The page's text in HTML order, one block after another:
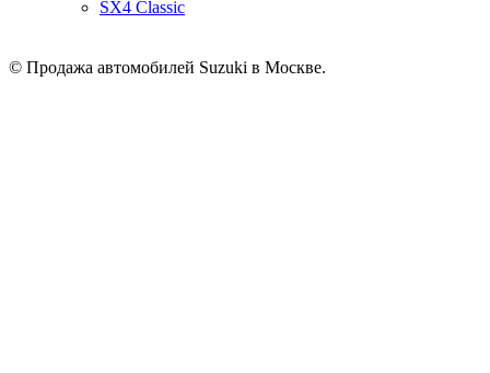
SX4 Classic
© Продажа автомобилей Suzuki в Москве.